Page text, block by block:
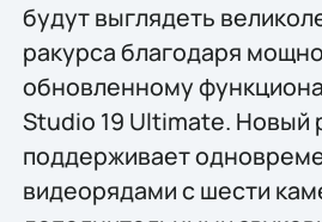
будут выглядеть
ракурса благодаря
обновлeнному
Studio 19 Ultimate. Новый
поддерживает
видеорядами с шести